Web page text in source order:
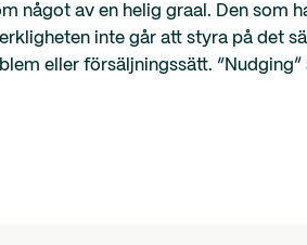
något av en helig graal. Den som
inte går att styra på det
eller försäljningssätt.